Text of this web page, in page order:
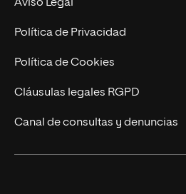
Marketing y Comunicación
Ingeniería
Diseño
Ciencias de la Salud
Aviso Legal
Política de Privacidad
Política de Cookies
Cláusulas legales RGPD
Canal de consultas y denuncias